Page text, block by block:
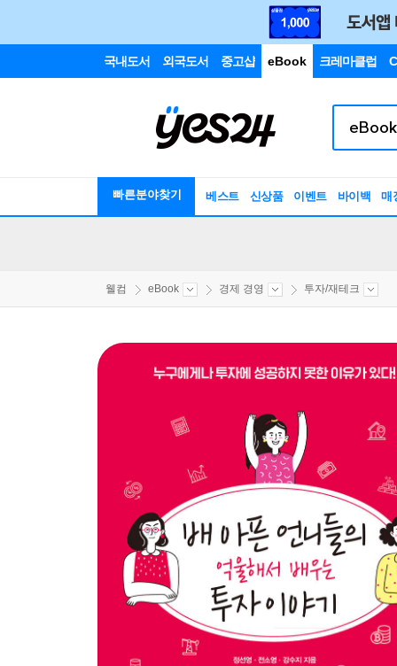
국내도서 외국도서 중고샵 eBook 크레마클럽
빠른분야찾기 베스트 신상품 이벤트 바이백 매
웰컴 eBook 경제 경영 투자/재테크